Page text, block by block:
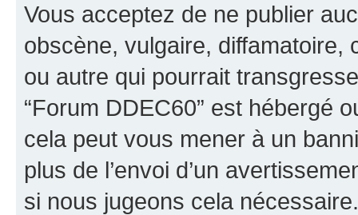
Vous acceptez de ne publier
obscène, vulgaire, diffamatoire,
ou autre qui pourrait
“Forum DDEC60” est hébergé
cela peut vous mener à un
plus de l’envoi d’un
si nous jugeons cela